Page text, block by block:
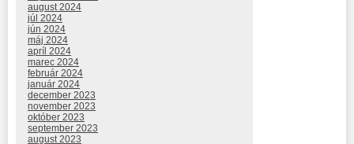
august 2024
júl 2024
jún 2024
máj 2024
apríl 2024
marec 2024
február 2024
január 2024
december 2023
november 2023
október 2023
september 2023
august 2023